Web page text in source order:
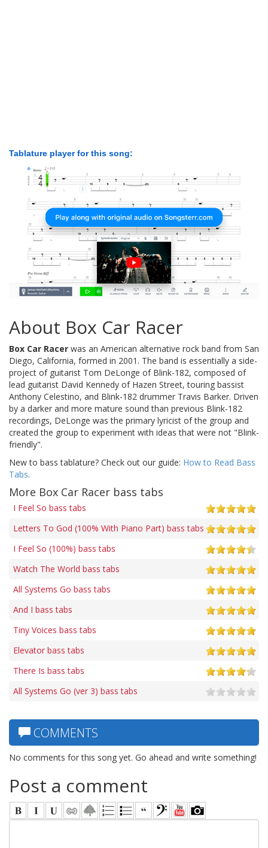
Tablature player for this song:
About Box Car Racer
Box Car Racer was an American alternative rock band from San
Diego, California, formed in 2001. The band is essentially a side-
project of guitarist Tom DeLonge of Blink-182, composed of
lead guitarist David Kennedy of Hazen Street, touring bassist
Anthony Celestino, and Blink-182 drummer Travis Barker. Driven
by a darker and more mature sound than previous Blink-182
recordings, DeLonge was the primary lyricist of the group and
created the group to experiment with ideas that were not "Blink-
friendly".
New to bass tablature? Check out our guide: How to Read Bass
Tabs.
More Box Car Racer bass tabs
I Feel So bass tabs
Letters To God (100% With Piano Part) bass tabs
I Feel So (100%) bass tabs
Watch The World bass tabs
All Systems Go bass tabs
And I bass tabs
Tiny Voices bass tabs
Elevator bass tabs
There Is bass tabs
All Systems Go (ver 3) bass tabs
COMMENTS
No comments for this song yet. Go ahead and write something!
Post a comment